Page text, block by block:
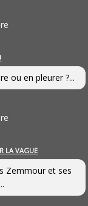
ou en pleurer ?...
LA VAGUE
Zemmour et ses